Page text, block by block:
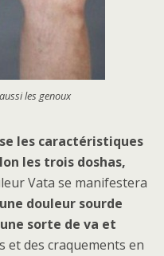
les genoux
les caractéristiques
les trois doshas,
Vata se manifestera
une douleur sourde
sorte de va et
et des craquements en